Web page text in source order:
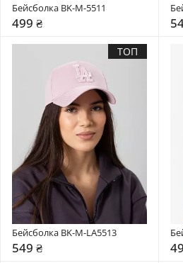
Бейсболка BK-M-5511
499 ₴
ТОП
Бейсболка BK-M-LA5513
549 ₴